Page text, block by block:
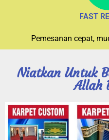
FAST
Pemesanan cepat,
Niatkan Untuk
Allah